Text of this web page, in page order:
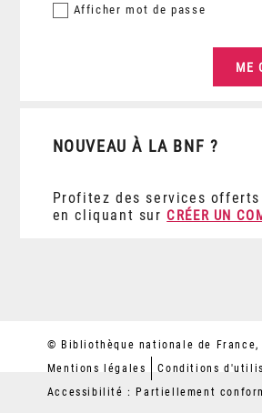
Afficher mot de passe
NOUVEAU À LA BNF ?
Profitez des services
en cliquant sur CRÉER UN
© Bibliothèque nationale de France,
Mentions légales
Conditions
Accessibilité : Partiellement